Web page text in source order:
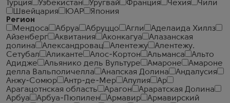
Турция
Узбекистан Уругвай Франция Чехия
Чили
Швейцария
ЮАР
Япония
Регион
Мендоса
Абруа Абруццо Агли
Аделаида Хиллз
Айзенберг
Аквитания Аконкагуа
Алазанская
долина
Александровац Алентежу
Алентежу.
Сетубал
Аликанте Алос-Кортон Альманса
Альто
Адидже
Альянико дель Вультуре Амароне
Амароне
делла Вальполичелла
Анапская Долина
Андалусия
Анжу-Сомюр
Антр-де-Мер Апулия
Ар
Арагацотнская область
Арагон
Араратская Долина
Арбуа
Арбуа-Пюпилен Армавир
Армавирский